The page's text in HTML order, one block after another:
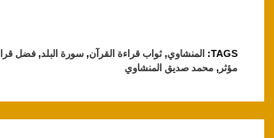
e
b
o
s
A
p
TAGS
: المنشاوي, ثواب قراءة القرآن, سورة البلد, فضل
مؤثر, محمد صديق المنشاوي